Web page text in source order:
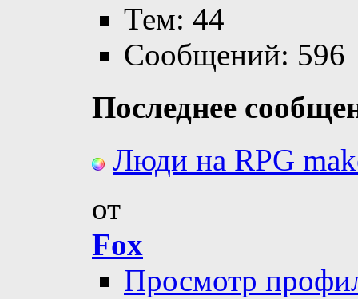
Тем: 44
Сообщений: 596
Последнее
Люди на RPG
от
Fox
Просмотр